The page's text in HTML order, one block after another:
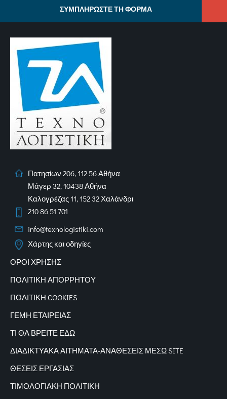
ΣΥΜΠΛΗΡΩΣΤΕ ΤΗ ΦΟΡΜΑ
Πατησίων 206, 112 56 Αθήνα
Μάγερ 32, 10438 Αθήνα
Καλογρέζας 11, 152 32 Χαλάνδρι
210 86 51 701
info@texnologistiki.com
Χάρτης και οδηγίες
ΟΡΟΙ ΧΡΗΣΗΣ
ΠΟΛΙΤΙΚΗ ΑΠΟΡΡΗΤΟΥ
ΠΟΛΙΤΙΚΗ COOKIES
ΓΕΜΗ ΕΤΑΙΡΕΙΑΣ
ΤΙ ΘΑ ΒΡΕΙΤΕ ΕΔΩ
ΔΙΑΔΙΚΤΥΑΚΑΑΙΤΗΜΑΤΑ-ΑΝΑΘΕΣΕΙΣ ΜΕΣΩ SITE
ΘΕΣΕΙΣ ΕΡΓΑΣΙΑΣ
ΤΙΜΟΛΟΓΙΑΚΗ ΠΟΛΙΤΙΚΗ